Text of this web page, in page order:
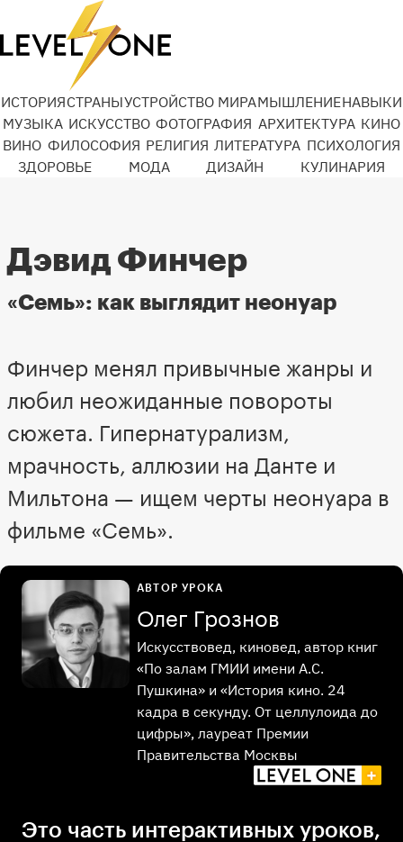
ИСТОРИЯСТРАНЫУСТРОЙСТВО МИРАМЫШЛЕНИЕНАВЫКИ
МУЗЫКА ИСКУССТВО ФОТОГРАФИЯ АРХИТЕКТУРА КИНО
ВИНО ФИЛОСОФИЯ РЕЛИГИЯ ЛИТЕРАТУРА ПСИХОЛОГИЯ
ЗДОРОВЬЕ
МОДА ДИЗАЙН КУЛИНАРИЯ
Дэвид Финчер
«Семь»: как выглядит неонуар
Финчер менял привычные жанры и
любил неожиданные повороты
сюжета. Гипернатурализм,
мрачность, аллюзии на Данте и
Мильтона — ищем черты неонуара в
фильме «Семь».
Это часть интерактивных уроков,
АВТОР УРОКА
Олег Грознов
Искусствовед, киновед, автор книг
«По залам ГМИИ имени А.С.
Пушкина» и «История кино. 24
кадра в секунду. От целлулоида до
цифры», лауреат Премии
Правительства Москвы